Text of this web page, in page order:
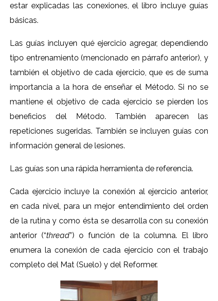
estar explicadas las conexiones, el libro incluye guías
básicas.
Las guías incluyen qué ejercicio agregar, dependiendo
tipo entrenamiento (mencionado en párrafo anterior), y
también el objetivo de cada ejercicio, que es de suma
importancia a la hora de enseñar el Método. Si no se
mantiene el objetivo de cada ejercicio se pierden los
beneficios del Método. También aparecen las
repeticiones sugeridas. También se incluyen guías con
información general de lesiones.
Las guías son una rápida herramienta de referencia.
Cada ejercicio incluye la conexión al ejercicio anterior,
en cada nivel, para un mejor entendimiento del orden
de la rutina y como ésta se desarrolla con su conexión
anterior (“thread”) o función de la columna. El libro
enumera la conexión de cada ejercicio con el trabajo
completo del Mat (Suelo) y del Reformer.